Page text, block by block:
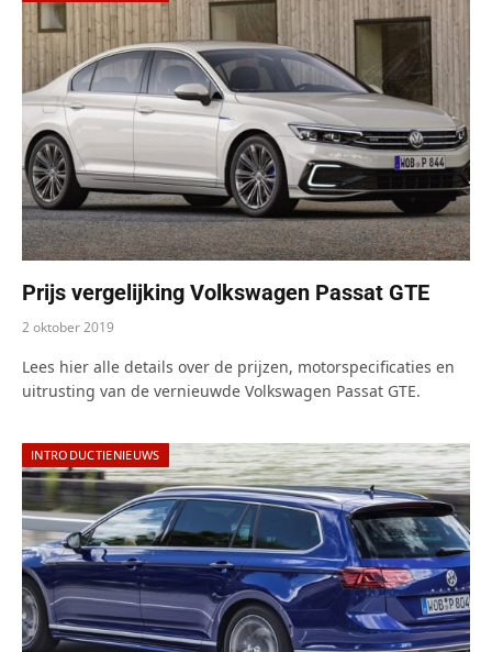
Prijs vergelijking Volkswagen Passat GTE
2 oktober 2019
Lees hier alle details over de prijzen, motorspecificaties en
uitrusting van de vernieuwde Volkswagen Passat GTE.
INTRODUCTIENIEUWS